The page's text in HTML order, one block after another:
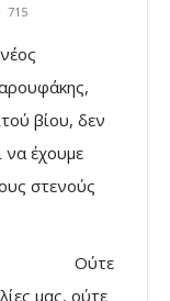
715
βίου, δεν
να έχουμε
στενούς
Ούτε
μας, ούτε